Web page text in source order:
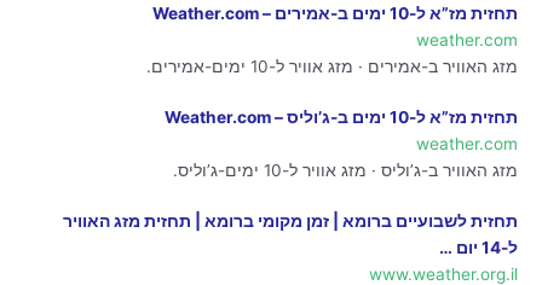
תחזית מז”א ל-10 ימים ב-אמירים – Weather.com
weather.com
מזג האוויר ב-אמירים · מזג אוויר ל-10 ימים-אמירים.
תחזית מז”א ל-10 ימים ב-ג’וליס – Weather.com
weather.com
מזג האוויר ב-ג’וליס · מזג אוויר ל-10 ימים-ג’וליס.
תחזית לשבועיים ברומא | זמן מקומי ברומא‎ | תחזית מזג האוויר
ל-14 יום …
www.weather.org.il